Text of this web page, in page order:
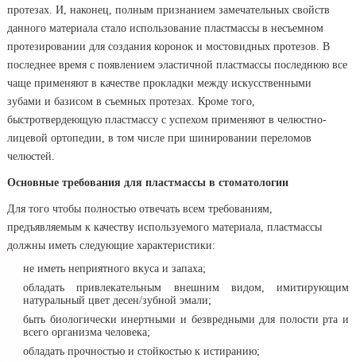
протезах. И, наконец, полным признанием замечательных свойств
данного материала стало использование пластмассы в несъемном
протезировании для создания коронок и мостовидных протезов. В
последнее время с появлением эластичной пластмассы последнюю все
чаще применяют в качестве прокладки между искусственными
зубами и базисом в съемных протезах. Кроме того,
быстротвердеющую пластмассу с успехом применяют в челюстно-
лицевой ортопедии, в том числе при шинировании переломов
челюстей.
Основные требования для пластмассы в стоматологии
Для того чтобы полностью отвечать всем требованиям,
предъявляемым к качеству используемого материала, пластмассы
должны иметь следующие характеристики:
не иметь неприятного вкуса и запаха;
обладать привлекательным внешним видом, имитирующим
натуральный цвет десен/зубной эмали;
быть биологически инертными и безвредными для полости рта и
всего организма человека;
обладать прочностью и стойкостью к истиранию;